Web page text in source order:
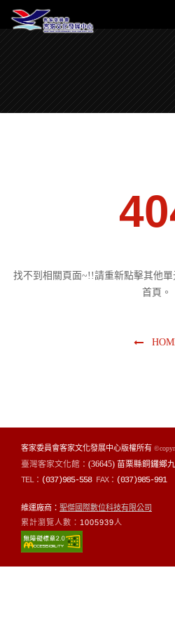
找不到相關頁面~!!請重新點擊其他
首頁。
客家委員會客家文化發展中心版權所有
臺灣客家文化館： (36645) 苗栗縣銅鑼鄉
TEL： (037)985-558FAX： (037)985-991
維運廠商： 聖傑國際數位科技有限公司
累計瀏覽人數： 1005939人